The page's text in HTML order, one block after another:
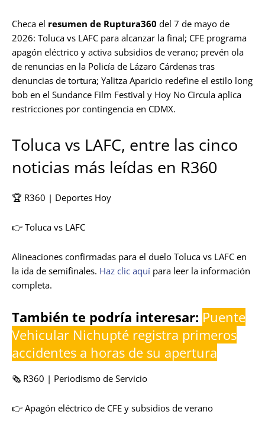
Checa el resumen de Ruptura360 del 7 de mayo de
2026: Toluca vs LAFC para alcanzar la final; CFE programa
apagón eléctrico y activa subsidios de verano; prevén ola
de renuncias en la Policía de Lázaro Cárdenas tras
denuncias de tortura; Yalitza Aparicio redefine el estilo long
bob en el Sundance Film Festival y Hoy No Circula aplica
restricciones por contingencia en CDMX.
Toluca vs LAFC, entre las cinco
noticias más leídas en R360
🏆 R360 | Deportes Hoy
👉 Toluca vs LAFC
Alineaciones confirmadas para el duelo Toluca vs LAFC en
la ida de semifinales. Haz clic aquí para leer la información
completa.
También te podría interesar: Puente
Vehicular Nichupté registra primeros
accidentes a horas de su apertura
🗞️ R360 | Periodismo de Servicio
👉 Apagón eléctrico de CFE y subsidios de verano